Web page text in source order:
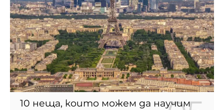
10 неща, които можем да научим